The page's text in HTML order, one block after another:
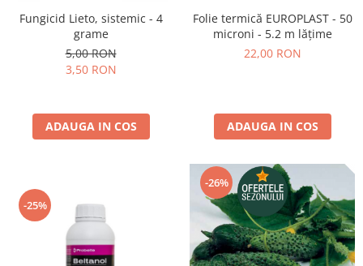
Fungicid Lieto, sistemic - 4
grame
5,00 RON
3,50 RON
ADAUGA IN COS
Folie termică EUROPLAST - 50
microni - 5.2 m lățime
22,00 RON
ADAUGA IN COS
-25%
-26%